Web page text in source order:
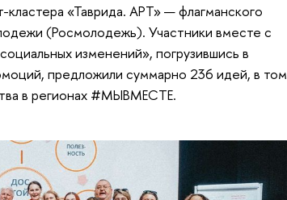
«Таврида. АРТ» — флагманского
(Росмолодежь). Участники вместе с
изменений», погрузившись в
предложили суммарно 236 идей, в том
в регионах #МЫВМЕСТЕ.